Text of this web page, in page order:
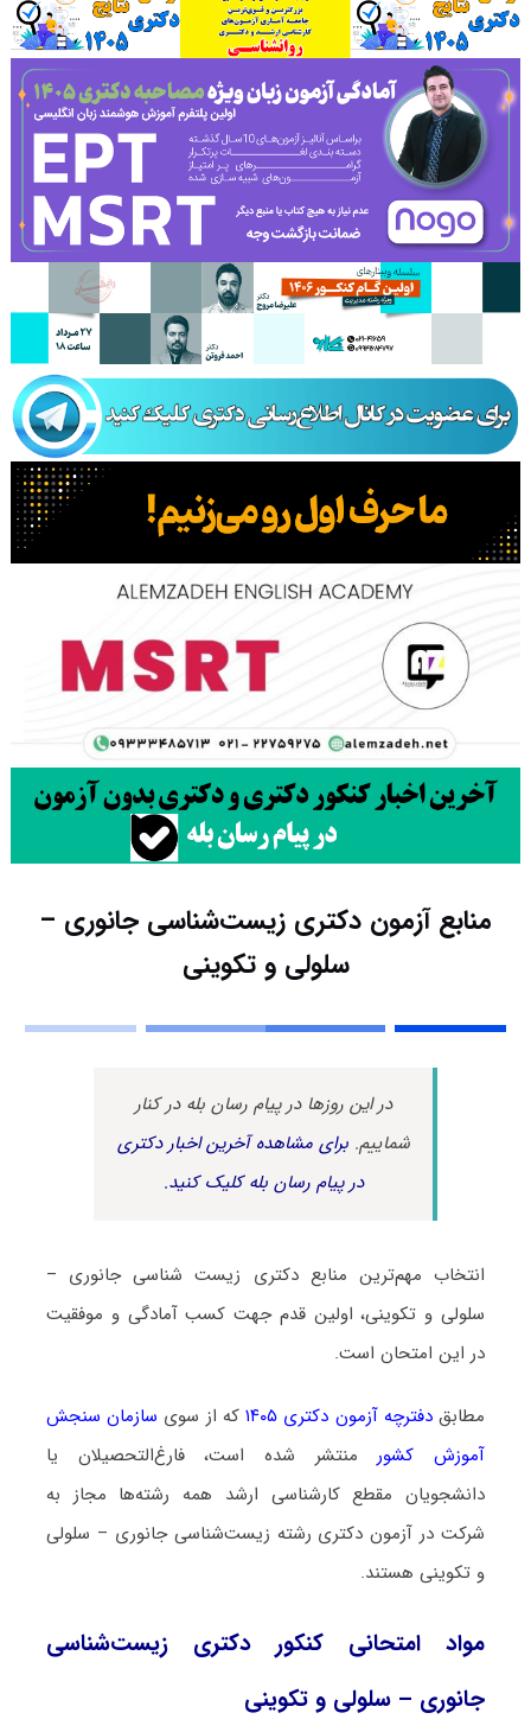
منابع آزمون دکتری زیست‌شناسی جانوری –
سلولی و تکوینی
در این روزها در پیام رسان بله در کنار
شماییم.برای مشاهده آخرین اخبار دکتری
در پیام رسان بله کلیک کنید.
انتخاب مهم‌ترین منابع دکتری زیست ‌شناسی جانوری –
سلولی و تکوینی، اولین قدم جهت کسب آمادگی و موفقیت
در این امتحان است.
مطابقدفترچه آزمون دکتری ۱۴۰۵ که از سوی سازمان سنجش
آموزش کشور
منتشر شده است، فارغ‌التحصیلان یا
دانشجویان مقطع کارشناسی ارشد همه رشته‌ها مجاز به
شرکت در آزمون دکتری رشته زیست‌شناسی جانوری – سلولی
و تکوینی هستند.
مواد امتحانی کنکور دکتری زیست‌شناسی
جانوری – سلولی و تکوینی